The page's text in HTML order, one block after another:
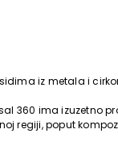
iz metala i
360 ima izuzetno
regiji, poput